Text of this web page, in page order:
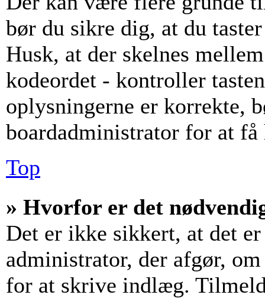
bør du sikre dig, at du
Husk, at der skelnes
kodeordet - kontroller
oplysningerne er korrekte,
boardadministrator for at
Top
» Hvorfor er det
Det er ikke sikkert, at det
administrator, der afgør,
for at skrive indlæg.